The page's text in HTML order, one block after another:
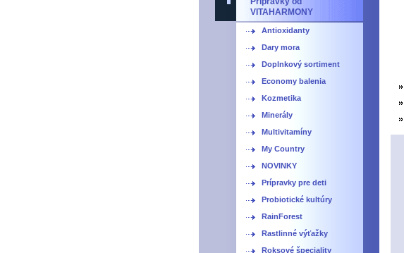
Prípravky od
VITAHARMONY
Antioxidanty
Dary mora
Doplnkový sortiment
Economy balenia
Kozmetika
Minerály
Multivitamíny
My Country
NOVINKY
Prípravky pre deti
Probiotické kultúry
RainForest
Rastlinné výťažky
Roksové špeciality